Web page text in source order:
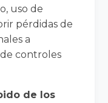
uso de
pérdidas de
a
controles
de los